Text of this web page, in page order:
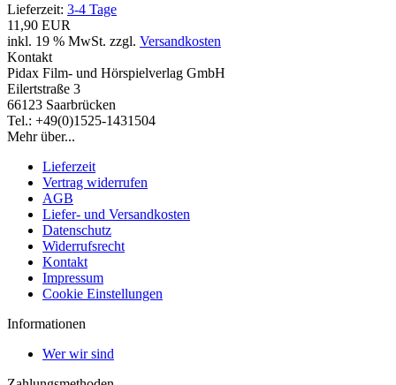
Lieferzeit: 3-4 Tage
11,90 EUR
inkl. 19 % MwSt. zzgl. Versandkosten
Kontakt
Pidax Film- und Hörspielverlag GmbH
Eilertstraße 3
66123 Saarbrücken
Tel.: +49(0)1525-1431504
Mehr über...
Lieferzeit
Vertrag widerrufen
AGB
Liefer- und Versandkosten
Datenschutz
Widerrufsrecht
Kontakt
Impressum
Cookie Einstellungen
Informationen
Wer wir sind